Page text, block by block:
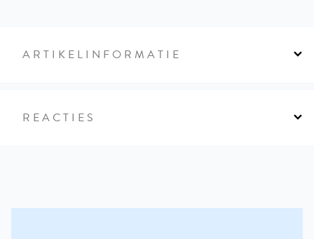
ARTIKELINFORMATIE
REACTIES